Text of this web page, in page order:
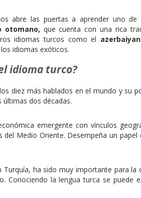
abre las puertas a aprender uno de
otomano, que cuenta con una rica
idiomas turcos como el
idiomas exóticos.
idioma turco?
diez más hablados en el mundo y su
dos décadas.
emergente con vínculos
del Medio Oriente. Desempeña un papel
Turquía, ha sido muy importante para la
Conociendo la lengua turca se puede